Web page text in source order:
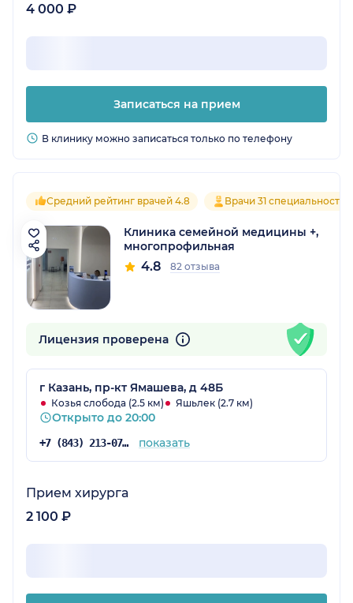
4 000 ₽
Записаться на прием
В клинику можно записаться только по телефону
Средний рейтинг врачей 4.8 Врачи 31 специальностей
Клиника семейной медицины +,
многопрофильная
4.8 82 отзыва
Лицензия проверена
г Казань, пр-кт Ямашева, д 48Б
Козья слобода (2.5 км) Яшьлек (2.7 км)
Открыто до 20:00
+7 (843) 213-07-53 показать
Прием хирурга
2 100 ₽